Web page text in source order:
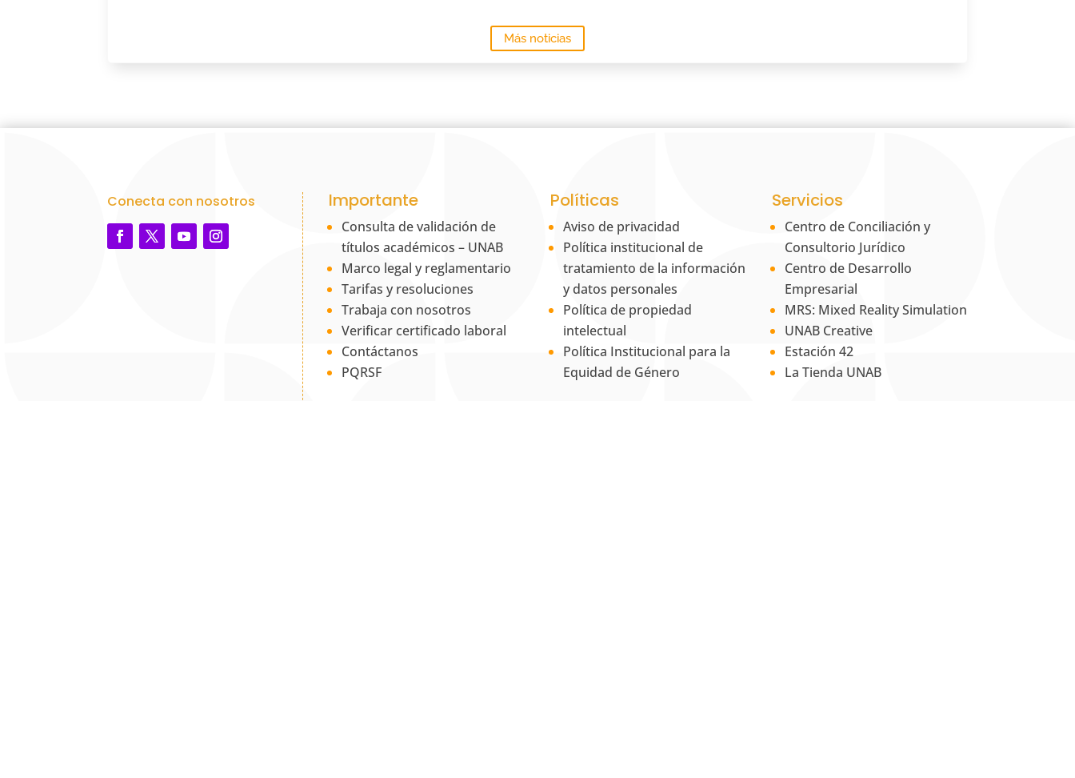
Más noticias
Conecta con nosotros Importante
Consulta de validación de
títulos académicos – UNAB
Marco legal y reglamentario
Tarifas y resoluciones
Trabaja con nosotros
Verificar certificado laboral
Contáctanos
PQRSF
Políticas
Aviso de privacidad
Política institucional de
tratamiento de la información
y datos personales
Política de propiedad
intelectual
Política Institucional para la
Equidad de Género
Servicios
Centro de Conciliación y
Consultorio Jurídico
Centro de Desarrollo
Empresarial
MRS: Mixed Reality Simulation
UNAB Creative
Estación 42
La Tienda UNAB